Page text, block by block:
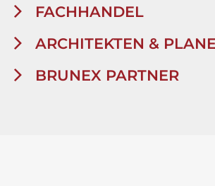
FACHHANDEL
ARCHITEKTEN &
BRUNEX PARTNER